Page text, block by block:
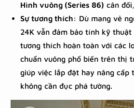
Hình vuông (Series 86) cân
Sự tương thích: Dù mang vẻ
24K vẫn đảm bảo tính kỹ thuật
tương thích hoàn toàn với các
chuẩn vuông phổ biến trên thị
giúp việc lắp đặt hay nâng cấp
không cần đục phá tường.